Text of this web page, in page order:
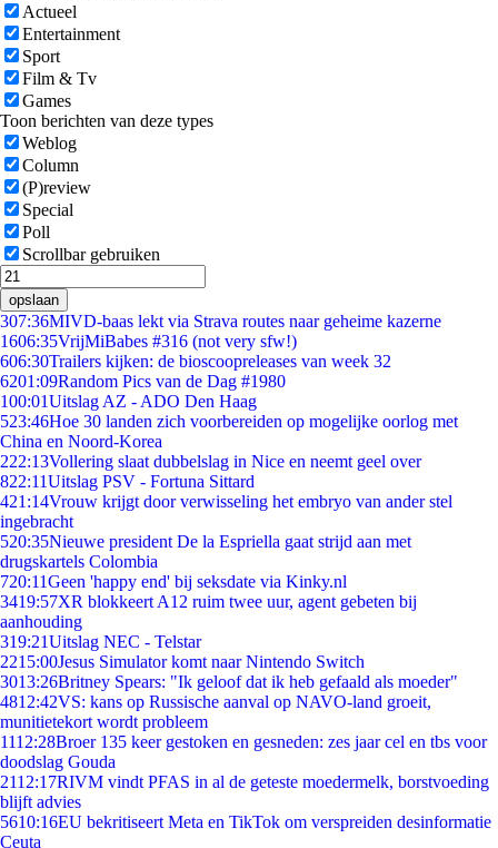
Actueel
Entertainment
Sport
Film & Tv
Games
Toon berichten van deze types
Weblog
Column
(P)review
Special
Poll
Scrollbar gebruiken
opslaan
307:36MIVD-baas lekt via Strava routes naar geheime kazerne
1606:35VrijMiBabes #316 (not very sfw!)
606:30Trailers kijken: de bioscoopreleases van week 32
6201:09Random Pics van de Dag #1980
100:01Uitslag AZ - ADO Den Haag
523:46Hoe 30 landen zich voorbereiden op mogelijke oorlog met
China en Noord-Korea
222:13Vollering slaat dubbelslag in Nice en neemt geel over
822:11Uitslag PSV - Fortuna Sittard
421:14Vrouw krijgt door verwisseling het embryo van ander stel
ingebracht
520:35Nieuwe president De la Espriella gaat strijd aan met
drugskartels Colombia
720:11Geen 'happy end' bij seksdate via Kinky.nl
3419:57XR blokkeert A12 ruim twee uur, agent gebeten bij
aanhouding
319:21Uitslag NEC - Telstar
2215:00Jesus Simulator komt naar Nintendo Switch
3013:26Britney Spears: "Ik geloof dat ik heb gefaald als moeder"
4812:42VS: kans op Russische aanval op NAVO-land groeit,
munitietekort wordt probleem
1112:28Broer 135 keer gestoken en gesneden: zes jaar cel en tbs voor
doodslag Gouda
2112:17RIVM vindt PFAS in al de geteste moedermelk, borstvoeding
blijft advies
5610:16EU bekritiseert Meta en TikTok om verspreiden desinformatie
Ceuta